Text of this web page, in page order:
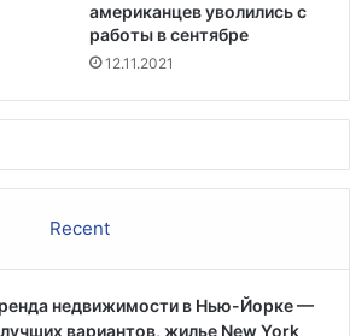
американцев уволились с
работы в сентябре
12.11.2021
Recent
недвижимости в Нью-Йорке —
вариантов, жилье New York